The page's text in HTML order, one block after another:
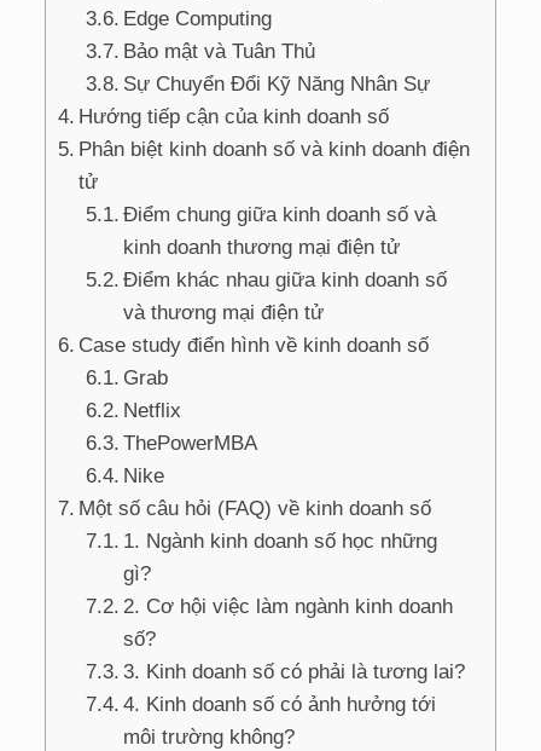
Edge Computing
Bảo mật và Tuân Thủ
Sự Chuyển Đổi Kỹ Năng Nhân Sự
Hướng tiếp cận của kinh doanh số
Phân biệt kinh doanh số và kinh doanh điện
tử
Điểm chung giữa kinh doanh số và
kinh doanh thương mại điện tử
Điểm khác nhau giữa kinh doanh số
và thương mại điện tử
Case study điển hình về kinh doanh số
Grab
Netflix
ThePowerMBA
Nike
Một số câu hỏi (FAQ) về kinh doanh số
1. Ngành kinh doanh số học những
gì?
2. Cơ hội việc làm ngành kinh doanh
số?
3. Kinh doanh số có phải là tương lai?
4. Kinh doanh số có ảnh hưởng tới
môi trường không?